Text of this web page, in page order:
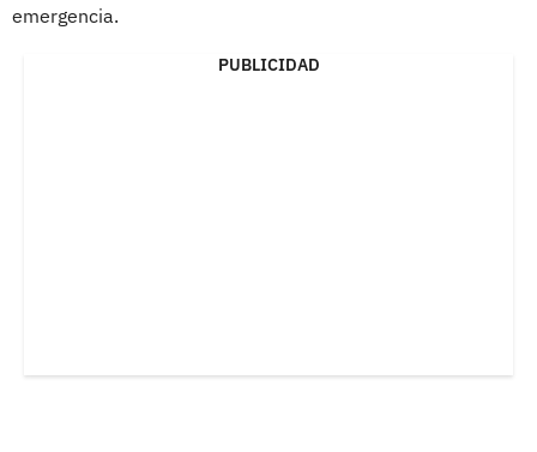
emergencia.
PUBLICIDAD